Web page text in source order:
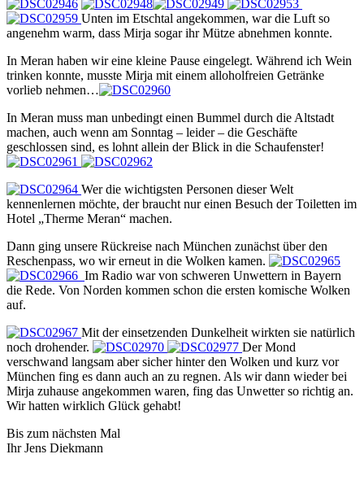
Unten im Etschtal angekommen, war die Luft so
angenehm warm, dass Mirja sogar ihr Mütze abnehmen konnte.
In Meran haben wir eine kleine Pause eingelegt. Während ich Wein
trinken konnte, musste Mirja mit einem alloholfreien Getränke
vorlieb nehmen…
In Meran muss man unbedingt einen Bummel durch die Altstadt
machen, auch wenn am Sonntag – leider – die Geschäfte
geschlossen sind, es lohnt allein der Blick in die Schaufenster!
Wer die wichtigsten Personen dieser Welt
kennenlernen möchte, der braucht nur einen Besuch der Toiletten im
Hotel „Therme Meran“ machen.
Dann ging unsere Rückreise nach München zunächst über den
Reschenpass, wo wir erneut in die Wolken kamen.
Im Radio war von schweren Unwettern in Bayern
die Rede. Von Norden kommen schon die ersten komische Wolken
auf.
Mit der einsetzenden Dunkelheit wirkten sie natürlich
noch drohender.
Der Mond
verschwand langsam aber sicher hinter den Wolken und kurz vor
München fing es dann auch an zu regnen. Als wir dann wieder bei
Mirja zuhause angekommen waren, fing das Unwetter so richtig an.
Wir hatten wirklich Glück gehabt!
Bis zum nächsten Mal
Ihr Jens Diekmann